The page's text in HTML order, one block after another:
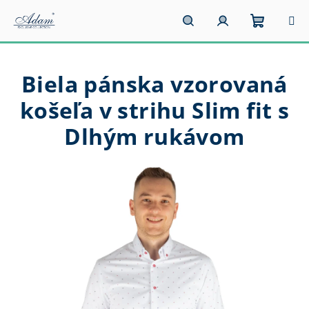
obsah
HľadaťPrihlásenie
košík
Biela pánska vzorovaná
košeľa v strihu Slim fit s
Dlhým rukávom